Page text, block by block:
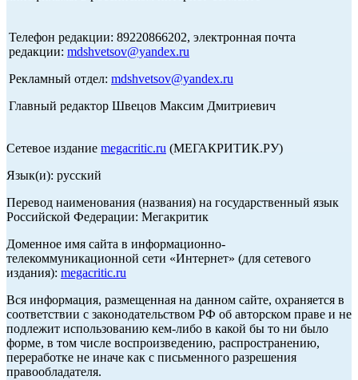
Телефон редакции: 89220866202, электронная почта
редакции: mdshvetsov@yandex.ru
Рекламный отдел: mdshvetsov@yandex.ru
Главный редактор Швецов Максим Дмитриевич
Сетевое издание megacritic.ru (МЕГАКРИТИК.РУ)
Язык(и): русский
Перевод наименования (названия) на государственный язык
Российской Федерации: Мегакритик
Доменное имя сайта в информационно-
телекоммуникационной сети «Интернет» (для сетевого
издания): megacritic.ru
Вся информация, размещенная на данном сайте, охраняется в
соответствии с законодательством РФ об авторском праве и не
подлежит использованию кем-либо в какой бы то ни было
форме, в том числе воспроизведению, распространению,
переработке не иначе как с письменного разрешения
правообладателя.